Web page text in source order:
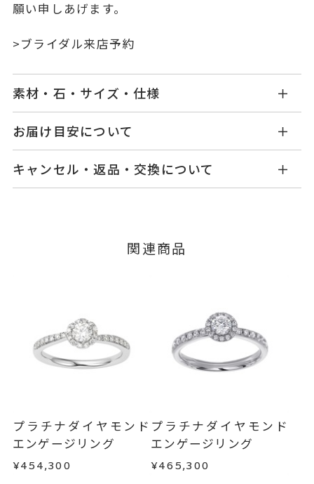
願い申しあげます。
>ブライダル来店予約
素材・石・サイズ・仕様
品番
SN1102E002WDM5
素材
Pt950
石
ダイヤモンド 0.20～0.229ct
料金を頂戴しております。
サイズ直し #7以上 は+2まで可、
#6.5以下は+1のみ可
カテゴリー
婚約指輪(エンゲージリング)
刻印
刻印サービス対象商品
お届け目安について
てご案内いたします。
詳しくはこちら
キャンセル・返品・交換について
ージの購入履歴一覧よりご注文状況をご確認いた
メンバーシップ未登録のお客さまは、お問い合
わせフォームよりご連絡ください。
返品・交換以下の場合、商品の返品・交換・返金
・受注生産の商品
・お客さまのお手元で傷や汚れが発生した商品
・到着後ご連絡無く7日以上経過した商品
関連商品
プラチナダイヤモンド
エンゲージリング
¥454,300
プラチナダイヤモンド
エンゲージリング
¥465,300